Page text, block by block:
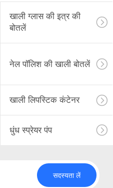
खाली ग्लास की इत्र की
बोतलें
नेल पॉलिश की खाली बोतलें
खाली लिपस्टिक कंटेनर
धुंध स्प्रेयर पंप
सदस्यता लें